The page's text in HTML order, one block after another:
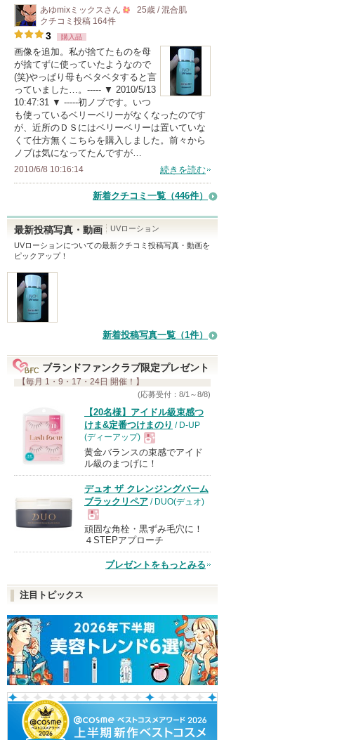
あゆmixミックスさん
以
上
の
メ
ン
バ
ー
お
入
て
い
ま
25歳 / 混合肌
クチコミ投稿 164件
3 購入品
画像を追加。私が捨てたものを母
が捨てずに使っていたようなので
(笑)やっぱり母もベタベタすると言
っていました…。----- ▼ 2010/5/13
10:47:31 ▼ -----初ノブです。いつ
も使っているベリーベリーがなくなったのです
が、近所のＤＳにはベリーベリーは置いていな
くて仕方無くこちらを購入しました。前々から
ノブは気になってたんですが…
2010/6/8 10:16:14 続きを読む
新着クチコミ一覧 （446件）
最新投稿写真・動画
UVローション
UVローションについての最新クチコミ投稿写真・動画を
ピックアップ！
新着投稿写真一覧（1件）
ブランドファンクラブ限定プレゼント
【毎月 1・9・17・24日 開催！】
(応募受付：8/1～8/8)
【20名様】アイドル級束感つ
けま&定番つけまのり / D-UP
(ディーアップ)
現
品
黄金バランスの束感でアイド
ル級のまつげに！
デュオ ザ クレンジングバーム
ブラックリペア / DUO(デュオ)
現
頑固な角栓・黒ずみ毛穴に！
４STEPアプローチ
プレゼントをもっとみる
注目トピックス